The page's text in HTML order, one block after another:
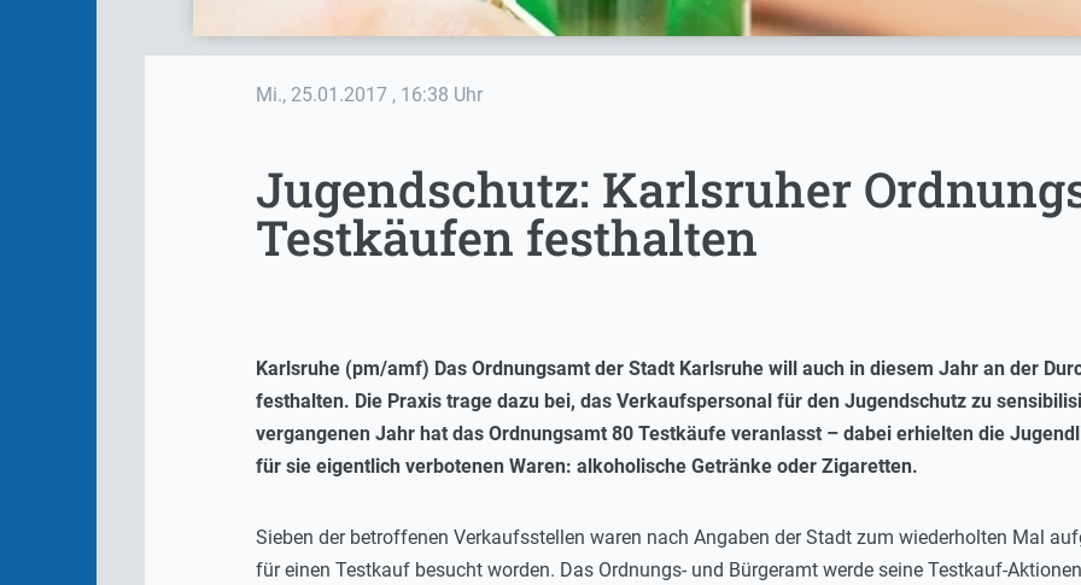
Mi., 25.01.2017 , 16:38 Uhr
Jugendschutz: Karlsruher
Testkäufen festhalten
Karlsruhe (pm/amf) Das Ordnungsamt der Stadt Karlsruhe will auch in diesem Jahr an der
festhalten. Die Praxis trage dazu bei, das Verkaufspersonal für den Jugendschutz zu
vergangenen Jahr hat das Ordnungsamt 80 Testkäufe veranlasst – dabei erhielten die
für sie eigentlich verbotenen Waren: alkoholische Getränke oder Zigaretten.
Sieben der betroffenen Verkaufsstellen waren nach Angaben der Stadt zum wiederholten Mal
für einen Testkauf besucht worden. Das Ordnungs- und Bürgeramt werde seine Testkauf-